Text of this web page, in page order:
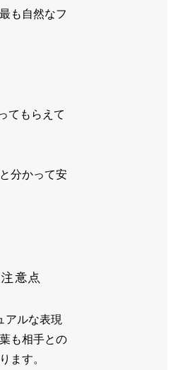
も自然なフ
てもらえて
分かって安
意点
アルな表現
も相手との
ます。